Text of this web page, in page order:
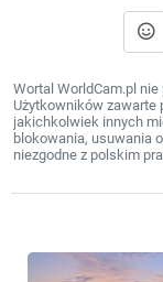
Wortal WorldCam.pl
Użytkowników zawarte
jakichkolwiek innych
blokowania, usuwania
niezgodne z polskim